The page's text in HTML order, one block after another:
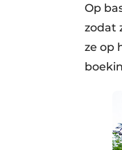
Op
zodat
ze op